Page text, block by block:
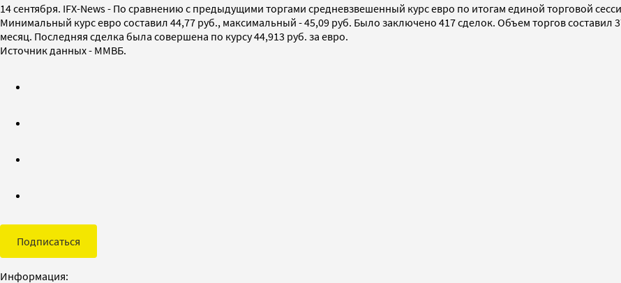
14 сентября. IFX-News - По сравнению с предыдущими торгами средневзвешенный курс евро по итогам единой торговой
Минимальный курс евро составил 44,77 руб., максимальный - 45,09 руб. Было заключено 417 сделок. Объем торгов составил
месяц. Последняя сделка была совершена по курсу 44,913 руб. за евро.
Источник данных - ММВБ.
Подписаться
Информация: